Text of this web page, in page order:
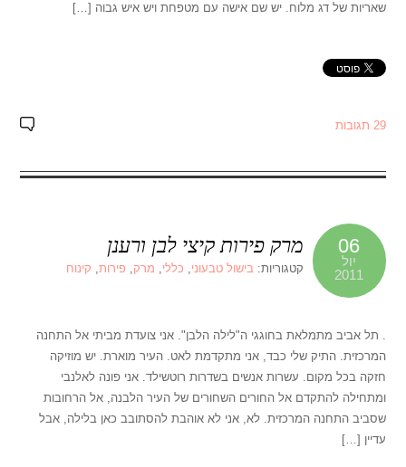
שאריות של דג מלוח. יש שם אישה עם מטפחת ויש איש גבוה […]
29 תגובות
06
יול
2011
מרק פירות קיצי לבן ורענן
קטגוריות:בישול טבעוני, כללי, מרק,פירות, קינוח
. תל אביב מתמלאת בחוגגי ה"לילה הלבן". אני צועדת מביתי אל התחנה
המרכזית. התיק שלי כבד, אני מתקדמת לאט. העיר מוארת. יש מוזיקה
חזקה בכל מקום. עשרות אנשים בשדרות רוטשילד. אני פונה לאלנבי
ומתחילה להתקדם אל החורים השחורים של העיר הלבנה, אל הרחובות
שסביב התחנה המרכזית. לא, אני לא אוהבת להסתובב כאן בלילה, אבל
עדיין […]